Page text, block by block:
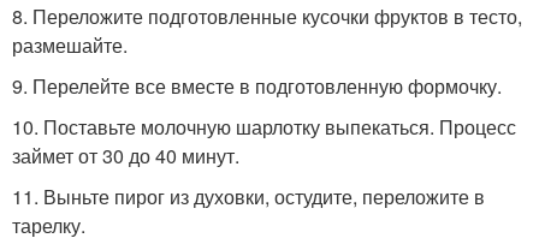
8. Переложите подготовленные кусочки фруктов в тесто,
размешайте.
9. Перелейте все вместе в подготовленную формочку.
10. Поставьте молочную шарлотку выпекаться. Процесс
займет от 30 до 40 минут.
11. Выньте пирог из духовки, остудите, переложите в
тарелку.